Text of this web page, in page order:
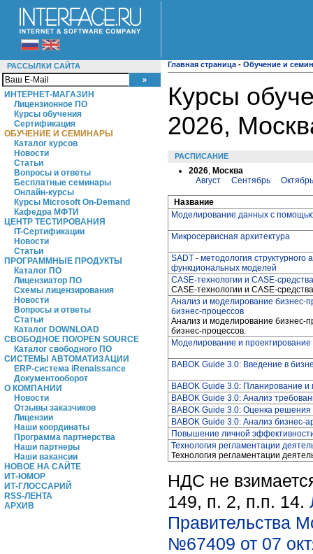
РАССЫЛКИ САЙТА
ИНТЕРНЕТ-МАГАЗИН
Лицензионное ПО
Курсы обучения
Сертификация
ОБУЧЕНИЕ И СЕМИНАРЫ
Каталог курсов
Новости
Статьи
Вопросы и ответы
Бесплатные семинары
Онлайн-курсы
Курсы Microsoft On-Demand
Кафедра МФТИ
ЦЕНТР ТЕСТИРОВАНИЯ
IT-Сертификации
Новости
Статьи
ПРОГРАММНЫЕ ПРОДУКТЫ
Каталог ПО
Лицензиатор ПО
Схемы лицензирования
Новости
Вопросы и ответы
Статьи
Каталог DOWNLOAD
СВОБОДНОЕ ПО/OPEN SOURCE
Каталог свободного ПО
СИСТЕМЫ АВТОМАТИЗАЦИИ
ERP-система iRenaissance
Документооборот
О КОМПАНИИ
Новости
Отзывы заказчиков
Лицензии
Наши координаты
Программа партнерства
Наши партнеры
Наши вакансии
НОВОЕ НА САЙТЕ
ИТ-ЮМОР
ИТ-ГЛОССАРИЙ
RSS-ЛЕНТА
АРХИВ
Главная страница - Обучение и
Курсы
2026,
РАСПИСАНИЕ
2026 Москва
Август
Сентябрь Октябрь
Название
Моделирование данных с
Микросервисная архитектура
SADT - методология
функциональных моделей
CASE-технологии и CASE-
СASE-технологии и CASE-
Анализ и моделирование бизнес-
бизнес-процессов
Анализ и моделирование бизнес-
бизнес-процессов.
Моделирование и
BABOK Guide 3.0: Введение в
BABOK Guide 3.0: Планирование и
BABOK Guide 3.0: Анализ
BABOK Guide 3.0: Оценка решения
BABOK Guide 3.0: Анализ бизнес-
Повышение личной
Технология регламентации
Технология регламентации
НДС не
149, п. 2, п.п. 14.
Правительства
№67409 от 07